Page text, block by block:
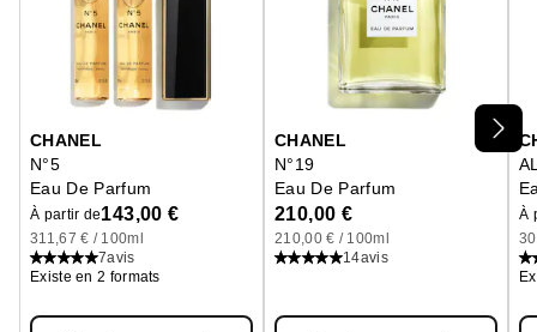
CHANEL
N°5
Eau De Parfum
À partir de143,00 €
311,67 € / 100ml
7avis
Existe en 2 formats
CHANEL
N°19
Eau De Parfum
210,00 €
210,00 € / 100ml
14avis
À